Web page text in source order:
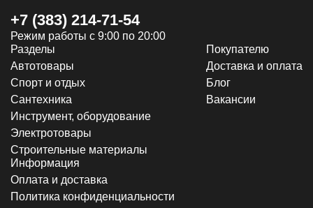
+7 (383) 214-71-54
Режим работы с 9:00 по 20:00
Разделы
Автотовары
Спорт и отдых
Сантехника
Инструмент, оборудование
Электротовары
Строительные материалы
Покупателю
Доставка и оплата
Блог
Вакансии
Информация
Оплата и доставка
Политика конфиденциальности